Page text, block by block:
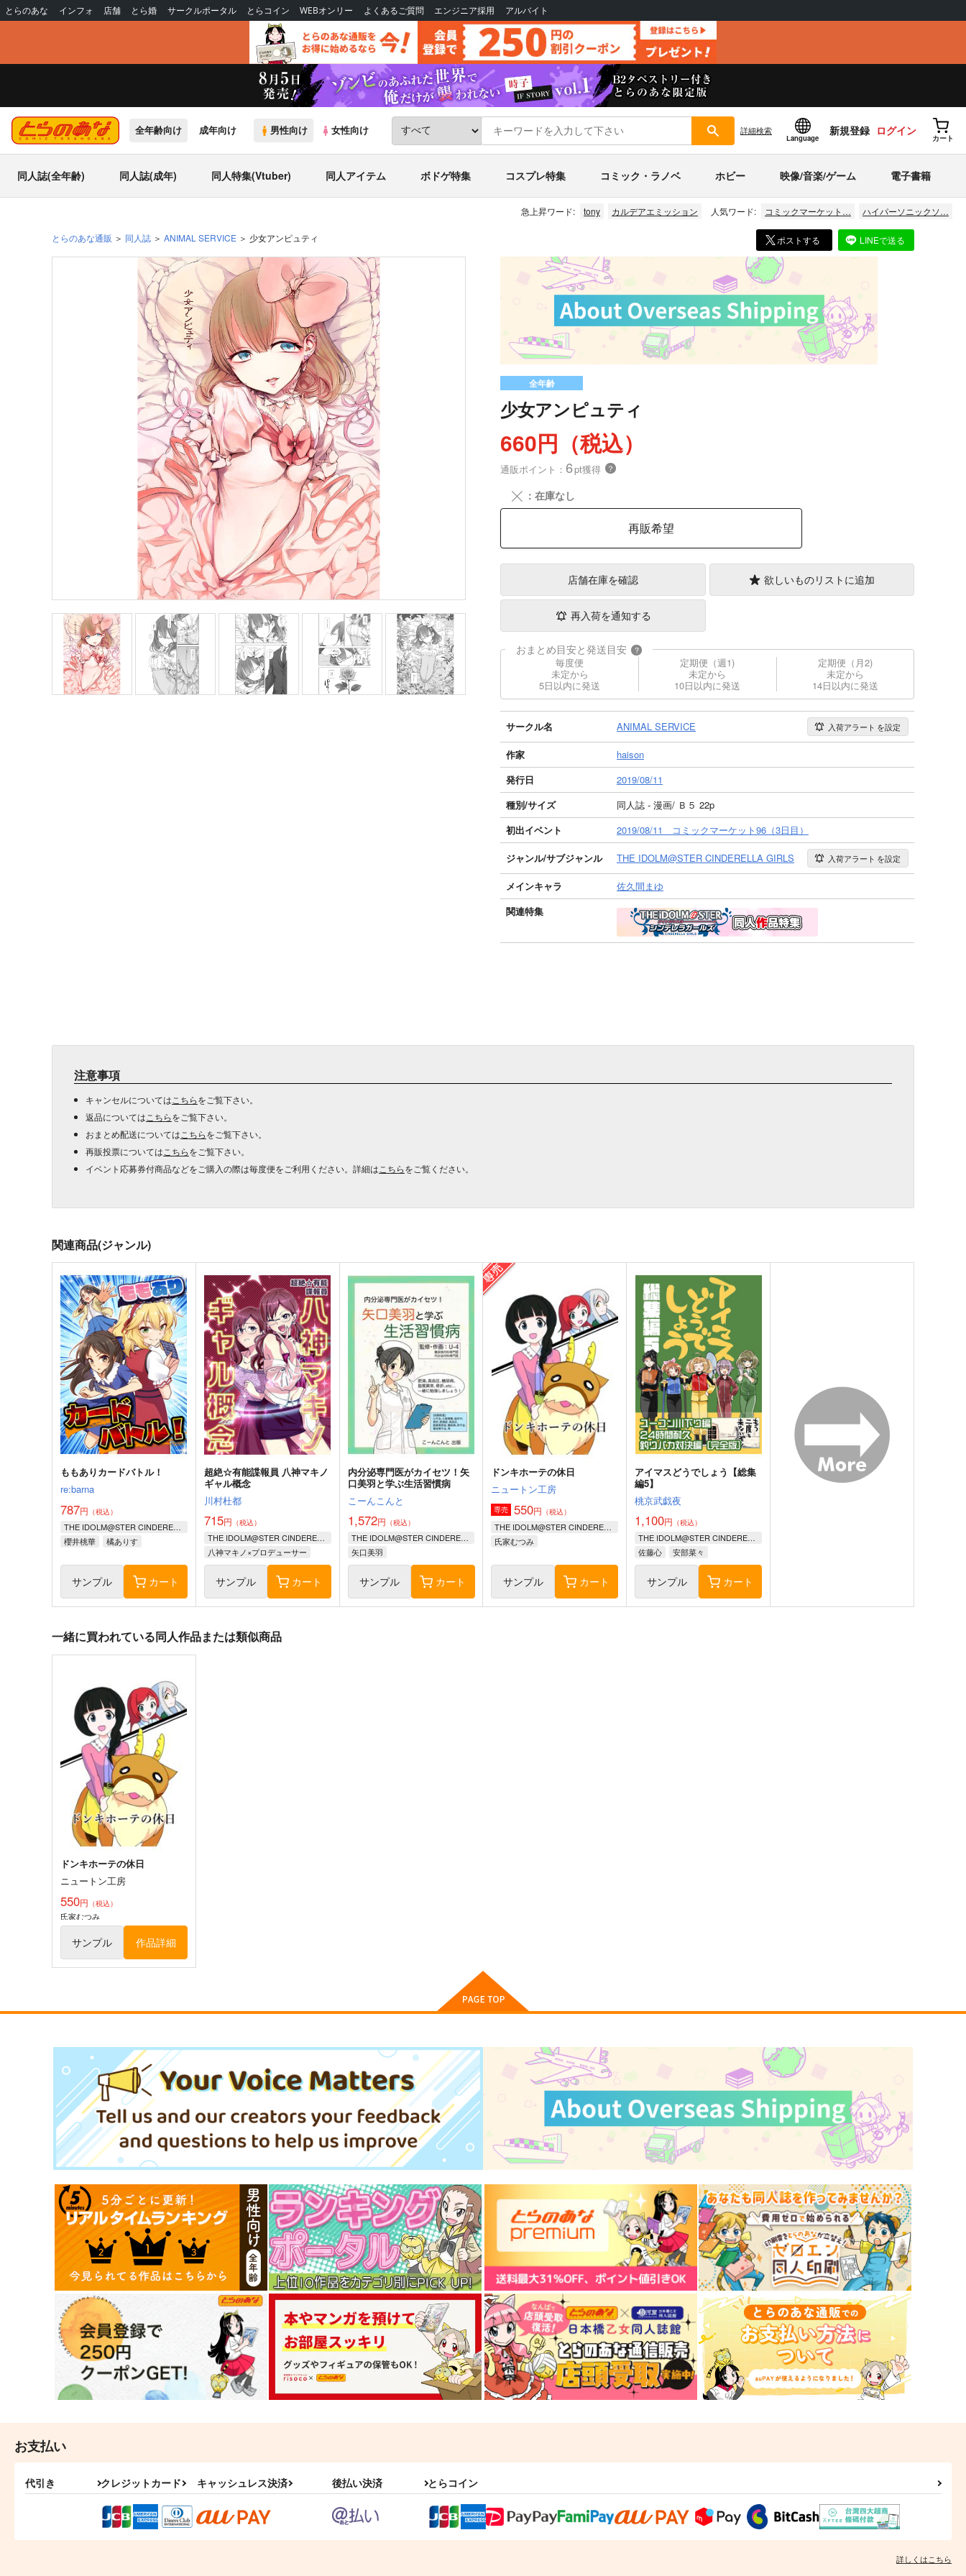
とらのあな インフォ 店舗 とら婚 サークルポータル とらコイン WEBオンリー よくあるご質問 エンジニア採用 アルバイト
全年齢向け 成年向け 男性向け 女性向け 詳細検索
Language
新規登録 ログイン
カート
同人誌(全年齢) 同人誌(成年) 同人特集(Vtuber) 同人アイテム ボドゲ特集 コスプレ特集 コミック・ラノベ ホビー 映像/音楽/ゲーム 電子書籍
急上昇ワード: tony カルデアエミッション 人気ワード: コミックマーケット… ハイパーソニックソ…
とらのあな通販 同人誌 ANIMAL SERVICE 少女アンピュティ ポストする LINEで送る
全年齢
少女アンピュティ
660円（税込）
通販ポイント： 6pt獲得 ？
╳ ：在庫なし
再販希望
店舗在庫を確認 欲しいものリストに追加
再入荷を通知する
おまとめ目安と発送目安 ?
毎度便
未定から
5日以内に発送
定期便（週1)
未定から
10日以内に発送
定期便（月2)
未定から
14日以内に発送
サークル名 ANIMAL SERVICE 入荷アラート を設定
作家
haison
発行日
2019/08/11
種別/サイズ
同人誌 - 漫画/ Ｂ５ 22p
初出イベント
2019/08/11 コミックマーケット96（3日目）
ジャンル/サブジャンル THE IDOLM@STER CINDERELLA GIRLS 入荷アラート を設定
メインキャラ
佐久間まゆ
関連特集
注意事項
キャンセルについては こちらをご覧下さい。
返品については こちらをご覧下さい。
おまとめ配送については こちらをご覧下さい。
再販投票については こちらをご覧下さい。
イベント応募券付商品などをご購入の際は毎度便をご利用ください。詳細は こちらをご覧ください。
関連商品(ジャンル)
ももありカードバトル！
re:barna
787円 （税込）
THE IDOLM@STER CINDERELLA GIRLS
櫻井桃華
橘ありす
サンプル カート
超絶☆有能諜報員 八神マキノ
ギャル概念
川村杜都
715円 （税込）
THE IDOLM@STER CINDERELLA GIRLS
八神マキノ×プロデューサー
サンプル カート
内分泌専門医がカイセツ！矢
口美羽と学ぶ生活習慣病
こーんこんと
1,572円 （税込）
THE IDOLM@STER CINDERELLA GIRLS
矢口美羽
サンプル カート
ドンキホーテの休日
ニュートン工房
専売 550円 （税込）
THE IDOLM@STER CINDERELLA GIRLS
氏家むつみ
サンプル カート
アイマスどうでしょう【総集
編5】
桃京武戯夜
1,100円 （税込）
THE IDOLM@STER CINDERELLA GIRLS
佐藤心
安部菜々
サンプル カート
一緒に買われている同人作品または類似商品
ドンキホーテの休日
ニュートン工房
550円 （税込）
氏家むつみ
サンプル 作品詳細
お支払い
代引き クレジットカード キャッシュレス決済 後払い決済 とらコイン
詳しくはこちら